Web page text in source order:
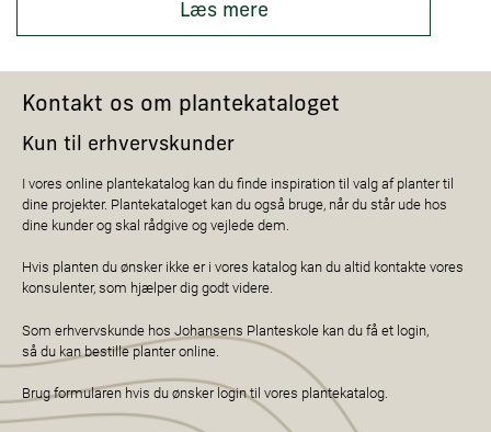
Læs mere
Kontakt os om plantekataloget
Kun til erhvervskunder
I vores online plantekatalog kan du finde inspiration til valg af planter til
dine projekter. Plantekataloget kan du også bruge, når du står ude hos
dine kunder og skal rådgive og vejlede dem.
Hvis planten du ønsker ikke er i vores katalog kan du altid kontakte vores
konsulenter, som hjælper dig godt videre.
Som erhvervskunde hos Johansens Planteskole kan du få et login,
så du kan bestille planter online.
Brug formularen hvis du ønsker login til vores plantekatalog.